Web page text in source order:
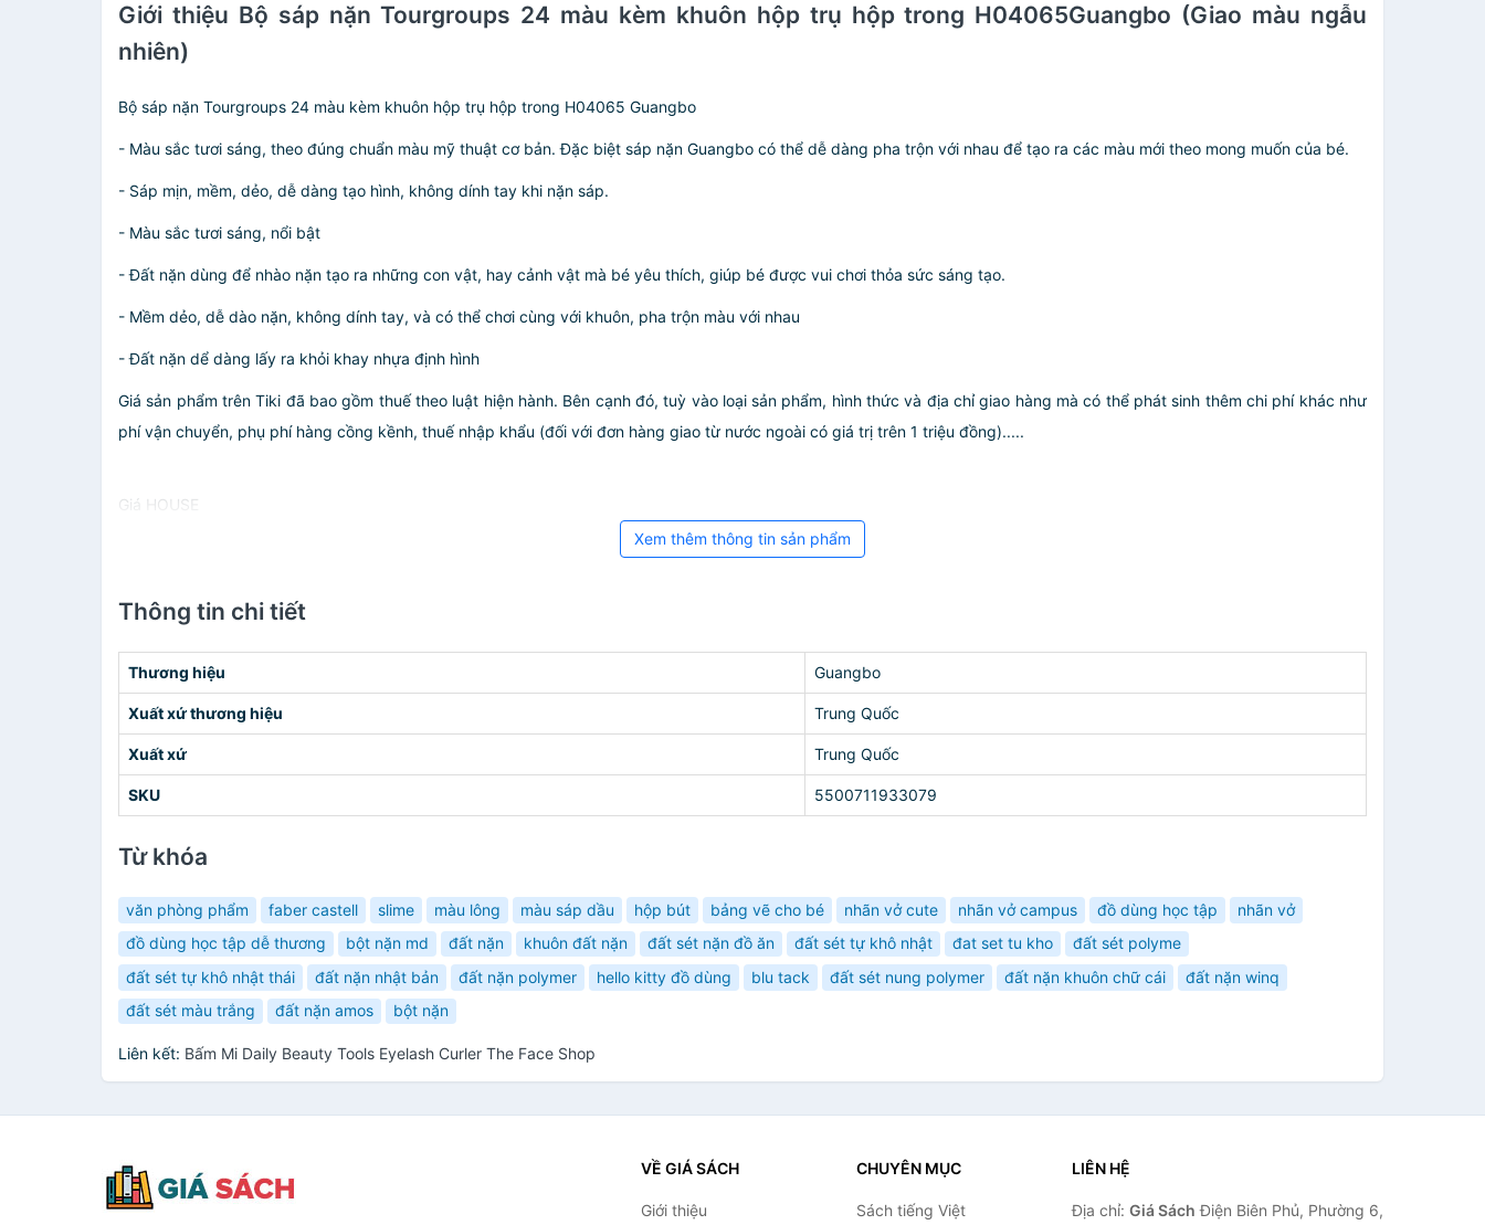
Giới thiệu Bộ sáp nặn Tourgroups 24 màu kèm khuôn hộp trụ hộp trong H04065Guangbo (Giao màu ngẫu
nhiên)
Bộ sáp nặn Tourgroups 24 màu kèm khuôn hộp trụ hộp trong H04065 Guangbo
- Màu sắc tươi sáng, theo đúng chuẩn màu mỹ thuật cơ bản. Đặc biệt sáp nặn Guangbo có thể dễ dàng pha trộn với nhau để tạo ra các màu mới theo mong muốn của bé.
- Sáp mịn, mềm, dẻo, dễ dàng tạo hình, không dính tay khi nặn sáp.
- Màu sắc tươi sáng, nổi bật
- Đất nặn dùng để nhào nặn tạo ra những con vật, hay cảnh vật mà bé yêu thích, giúp bé được vui chơi thỏa sức sáng tạo.
- Mềm dẻo, dễ dào nặn, không dính tay, và có thể chơi cùng với khuôn, pha trộn màu với nhau
- Đất nặn dể dàng lấy ra khỏi khay nhựa định hình
Giá sản phẩm trên Tiki đã bao gồm thuế theo luật hiện hành. Bên cạnh đó, tuỳ vào loại sản phẩm, hình thức và địa chỉ giao hàng mà có thể phát sinh thêm chi phí khác như
phí vận chuyển, phụ phí hàng cồng kềnh, thuế nhập khẩu (đối với đơn hàng giao từ nước ngoài có giá trị trên 1 triệu đồng).....
Giá HOUSE
Xem thêm thông tin sản phẩm
Thông tin chi tiết
Thương hiệu Guangbo
Xuất xứ thương hiệu Trung Quốc
Xuất xứ Trung Quốc
SKU 5500711933079
Từ khóa
văn phòng phẩm faber castell slime màu lông màu sáp dầu hộp bút bảng vẽ cho bé nhãn vở cute nhãn vở campus đồ dùng học tập
nhãn vở
đồ dùng học tập dễ thương
bột nặn md đất nặn khuôn đất nặn đất sét nặn đồ ăn đất sét tự khô nhật đat set tu kho
đất sét polyme
đất sét tự khô nhật thái
đất nặn nhật bản đất nặn polymer hello kitty đồ dùng blu tack đất sét nung polymer đất nặn khuôn chữ cái
đất nặn winq
đất sét màu trắng
đất nặn amos bột nặn
Liên kết: Bấm Mi Daily Beauty Tools Eyelash Curler The Face Shop
VỀ GIÁ SÁCH
Giới thiệu
CHUYÊN MỤC
Sách tiếng Việt
LIÊN HỆ
Địa chỉ: Giá Sách Điện Biên Phủ, Phường 6,